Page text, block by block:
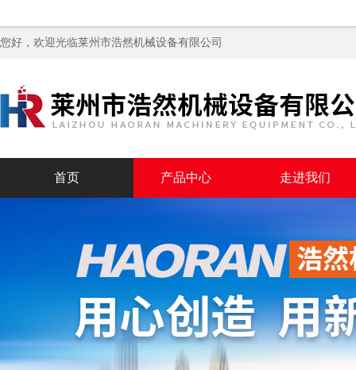
您好，欢迎光临莱州市浩然机械设备有限公司
首页 产品中心 走进我们